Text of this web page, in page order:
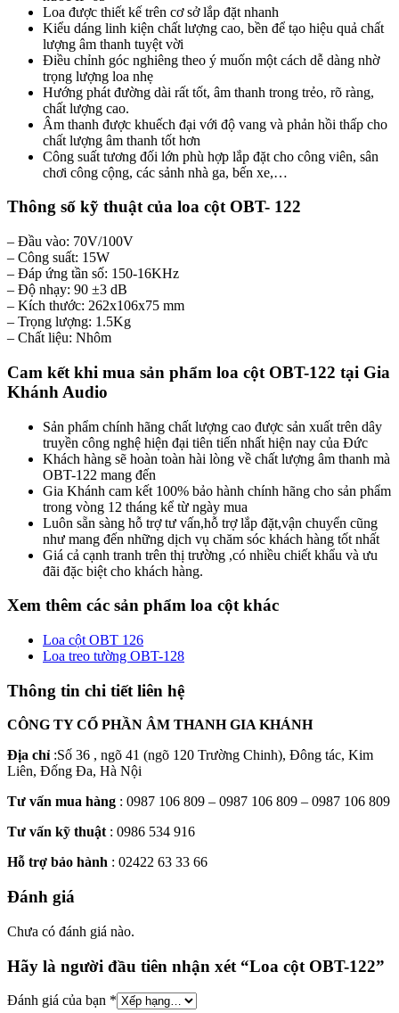
Loa được thiết kế trên cơ sở lắp đặt nhanh
Kiểu dáng linh kiện chất lượng cao, bền để tạo hiệu quả chất
lượng âm thanh tuyệt vời
Điều chỉnh góc nghiêng theo ý muốn một cách dễ dàng nhờ
trọng lượng loa nhẹ
Hướng phát đường dài rất tốt, âm thanh trong trẻo, rõ ràng,
chất lượng cao.
Âm thanh được khuếch đại với độ vang và phản hồi thấp cho
chất lượng âm thanh tốt hơn
Công suất tương đối lớn phù hợp lắp đặt cho công viên, sân
chơi công cộng, các sảnh nhà ga, bến xe,…
Thông số kỹ thuật của loa cột OBT- 122
– Đầu vào: 70V/100V
– Công suất: 15W
– Đáp ứng tần số: 150-16KHz
– Độ nhạy: 90 ±3 dB
– Kích thước: 262x106x75 mm
– Trọng lượng: 1.5Kg
– Chất liệu: Nhôm
Cam kết khi mua sản phẩm loa cột OBT-122 tại Gia
Khánh Audio
Sản phẩm chính hãng chất lượng cao được sản xuất trên dây
truyền công nghệ hiện đại tiên tiến nhất hiện nay của Đức
Khách hàng sẽ hoàn toàn hài lòng về chất lượng âm thanh mà
OBT-122 mang đến
Gia Khánh cam kết 100% bảo hành chính hãng cho sản phẩm
trong vòng 12 tháng kể từ ngày mua
Luôn sẵn sàng hỗ trợ tư vấn,hỗ trợ lắp đặt,vận chuyển cũng
như mang đến những dịch vụ chăm sóc khách hàng tốt nhất
Giá cả cạnh tranh trên thị trường ,có nhiều chiết khẩu và ưu
đãi đặc biệt cho khách hàng.
Xem thêm các sản phẩm loa cột khác
Loa cột OBT 126
Loa treo tường OBT-128
Thông tin chi tiết liên hệ
CÔNG TY CỔ PHẦN ÂM THANH GIA KHÁNH
Địa chỉ:Số 36 , ngõ 41 (ngõ 120 Trường Chinh), Đông tác, Kim
Liên, Đống Đa, Hà Nội
Tư vấn mua hàng : 0987 106 809 – 0987 106 809 – 0987 106 809
Tư vấn kỹ thuật: 0986 534 916
Hỗ trợ bảo hành : 02422 63 33 66
Đánh giá
Chưa có đánh giá nào.
Hãy là người đầu tiên nhận xét “Loa cột OBT-122”
Đánh giá của bạn *